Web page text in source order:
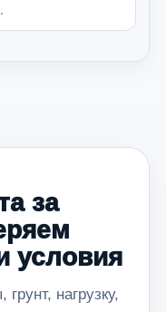
за
условия
нагрузку,